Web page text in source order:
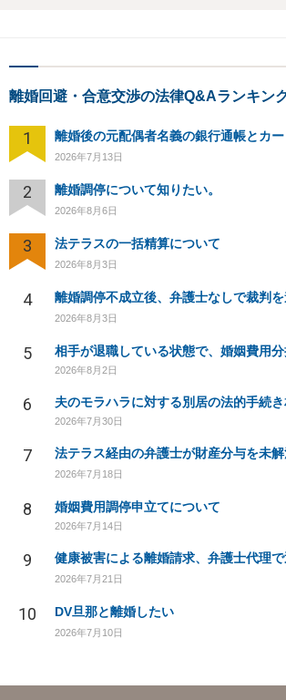
離婚回避・合意交渉の法律Q&Aランキン
1
2026年7月13日
2 離婚調停について知りたい。
2026年8月6日
3 法テラスの一括精算について
2026年8月3日
4 離婚調停不成立後、弁護士なしで裁判
2026年8月3日
5
2026年8月2日
6 夫のモラハラに対する別居の法的手続
2026年7月30日
7 法テラス経由の弁護士が財産分与を未
2026年7月18日
8 婚姻費用調停申立てについて
2026年7月14日
9 健康被害による離婚請求、弁護士代理
2026年7月21日
10 DV旦那と離婚したい
2026年7月10日